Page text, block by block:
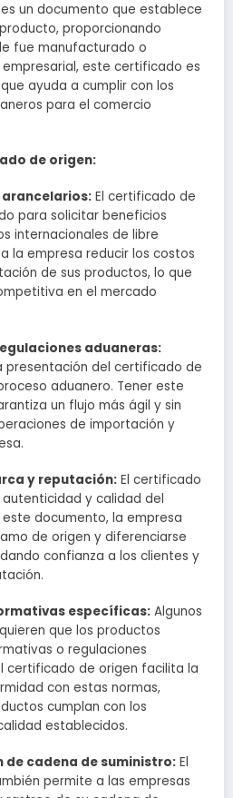
un documento que establece
proporcionando
fue manufacturado o
este certificado es
ayuda a cumplir con los
para el comercio
de origen:
El certificado de
para solicitar beneficios
internacionales de libre
la empresa reducir los costos
de sus productos, lo que
en el mercado
aduaneras:
presentación del certificado de
aduanero. Tener este
un flujo más ágil y sin
de importación y
y reputación: El certificado
y calidad del
documento, la empresa
de origen y diferenciarse
confianza a los clientes y
específicas: Algunos
que los productos
o regulaciones
certificado de origen facilita la
con estas normas,
cumplan con los
establecidos.
de cadena de suministro: El
permite a las empresas